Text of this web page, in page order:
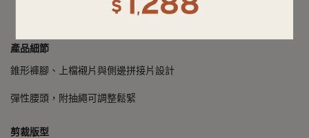
產品細節
錐形褲腳、上檔襯片與側邊拼接片設計
彈性腰頭，附抽繩可調整鬆緊
剪裁版型